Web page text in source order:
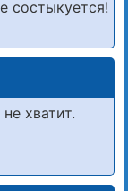
состыкуется!
хватит.